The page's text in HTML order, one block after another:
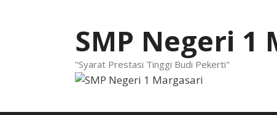
SMP Negeri 1
"Syarat Prestasi Tinggi Budi Pekerti"